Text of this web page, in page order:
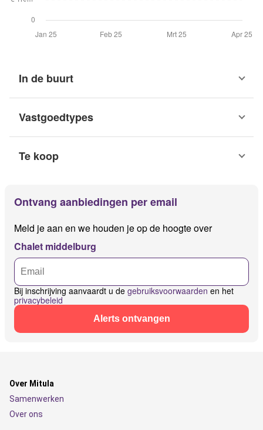
In de buurt
Vastgoedtypes
Te koop
Ontvang aanbiedingen per email
Meld je aan en we houden je op de hoogte over
Chalet middelburg
Bij inschrijving aanvaardt u de gebruiksvoorwaarden en het
privacybeleid
Alerts ontvangen
Over Mitula
Samenwerken
Over ons